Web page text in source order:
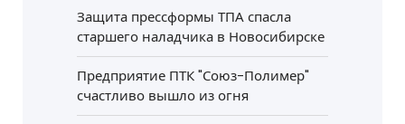
Защита прессформы ТПА спасла
старшего наладчика в Новосибирске
Предприятие ПТК "Союз-Полимер"
счастливо вышло из огня